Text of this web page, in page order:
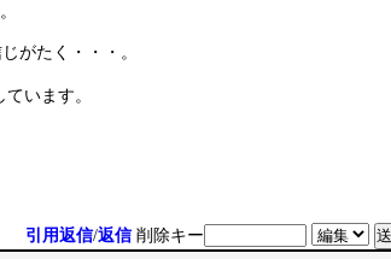
がたく・・・。
います。
引用返信/返信 削除キー